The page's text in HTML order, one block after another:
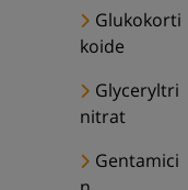
Glukokorti
koide
Glyceryltri
nitrat
Gentamici